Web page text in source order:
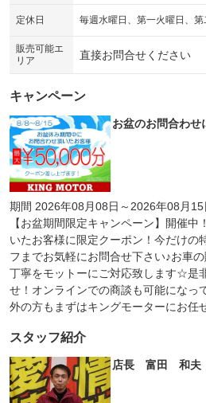
定休日 毎週水曜日、第一火曜日、
販売可能エ
リア
直接お問合せください
キャンペーン
お盆のお問合わせ
期間 2026年08月08日～2026年08月15
【お盆期間限定キャンペーン】開催
いたお客様に限定クーポン！今だけの
フまでお気軽にお問合せ下さい♪お車
丁寧をモットーにご対応致します☆是
せ！オンラインでの商談も可能になっ
外の方もまずはキングモーターにお任
スタッフ紹介
店長 富田 和夫